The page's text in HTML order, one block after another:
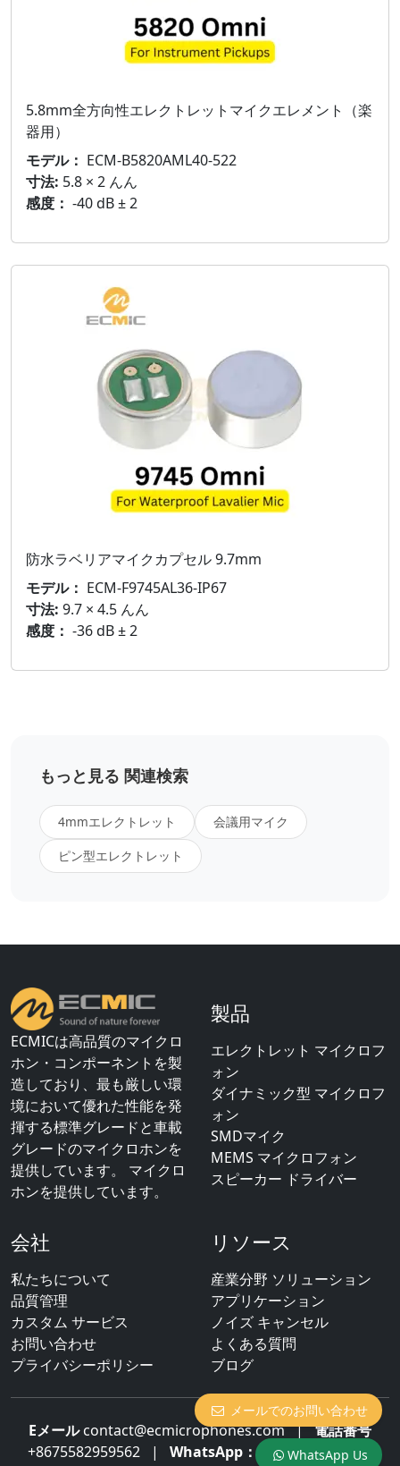
5.8mm全方向性エレクトレットマイクエレメント（楽
器用）
モデル： ECM-B5820AML40-522
寸法: 5.8 × 2 んん
感度： -40 dB ± 2
防水ラベリアマイクカプセル 9.7mm
モデル： ECM-F9745AL36-IP67
寸法: 9.7 × 4.5 んん
感度： -36 dB ± 2
もっと見る 関連検索
4mmエレクトレット
会議用マイク
ピン型エレクトレット
メールでのお問い合わせ
WhatsApp Us
ECMICは高品質のマイクロ
ホン・コンポーネントを製
造しており、最も厳しい環
境において優れた性能を発
揮する標準グレードと車載
グレードのマイクロホンを
提供しています。 マイクロ
ホンを提供しています。
製品
エレクトレット マイクロフ
ォン
ダイナミック型 マイクロフ
ォン
SMDマイク
MEMS マイクロフォン
スピーカー ドライバー
会社
私たちについて
品質管理
カスタム サービス
お問い合わせ
プライバシーポリシー
リソース
産業分野 ソリューション
アプリケーション
ノイズ キャンセル
よくある質問
ブログ
Eメール contact@ecmicrophones.com|電話番号
+8675582959562| WhatsApp： +8613922873003